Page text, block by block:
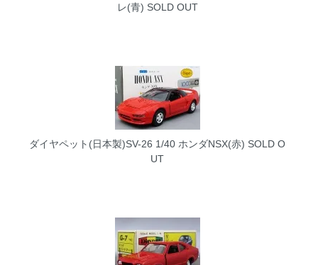
レ(青) SOLD OUT
ダイヤペット(日本製)SV-26 1/40 ホンダNSX(赤) SOLD O
UT